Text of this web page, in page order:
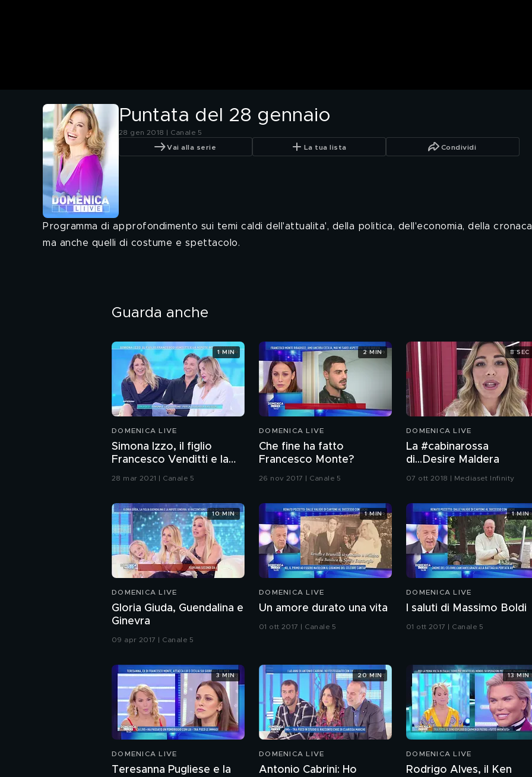
Puntata del 28 gennaio
28 gen 2018 | Canale 5
Vai alla serie La tua lista Condividi
Programma di approfondimento sui temi caldi dell'attualita', della politica, dell'economia, della cronaca
ma anche quelli di costume e spettacolo.
Guarda anche
DOMENICA LIVE
Simona Izzo, il figlio
Francesco Venditti e la
nipote Myriam Catania
28 mar 2021 | Canale 5
1 MIN
DOMENICA LIVE
Che fine ha fatto
Francesco Monte?
26 nov 2017 | Canale 5
2 MIN
DOMENICA LIVE
La #cabinarossa
di...Desire Maldera
07 ott 2018 | Mediaset Infinity
8 SEC
DOMENICA LIVE
Gloria Giuda, Guendalina e
Ginevra
09 apr 2017 | Canale 5
10 MIN
DOMENICA LIVE
Un amore durato una vita
01 ott 2017 | Canale 5
1 MIN
DOMENICA LIVE
I saluti di Massimo Boldi
01 ott 2017 | Canale 5
1 MIN
DOMENICA LIVE
Teresanna Pugliese e la
3 MIN
DOMENICA LIVE
Antonio Cabrini: Ho
20 MIN
DOMENICA LIVE
Rodrigo Alves, il Ken
13 MIN